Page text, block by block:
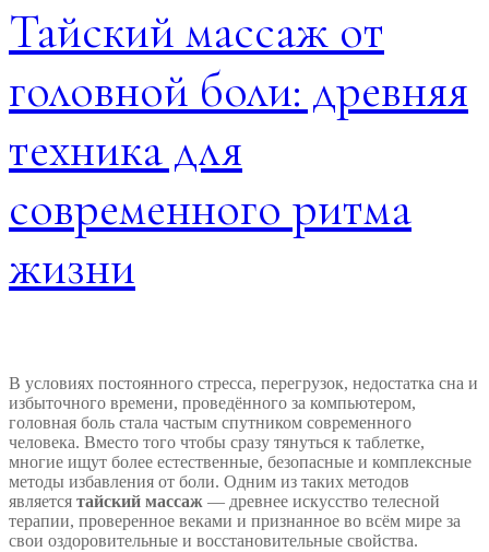
Тайский массаж от
головной боли: древняя
техника для
современного ритма
жизни
В условиях постоянного стресса, перегрузок, недостатка сна и
избыточного времени, проведённого за компьютером,
головная боль стала частым спутником современного
человека. Вместо того чтобы сразу тянуться к таблетке,
многие ищут более естественные, безопасные и комплексные
методы избавления от боли. Одним из таких методов
является тайский массаж — древнее искусство телесной
терапии, проверенное веками и признанное во всём мире за
свои оздоровительные и восстановительные свойства.